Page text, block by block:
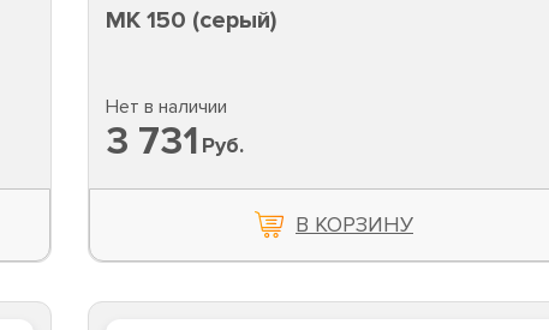
MK 150 (серый)
Нет в наличии
3 731 Руб.
В КОРЗИНУ